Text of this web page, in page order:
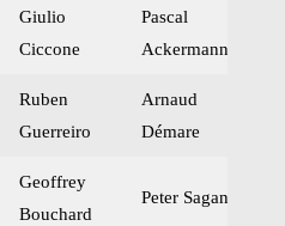
Giulio
Ciccone
Pascal
Ackermann
Ruben
Guerreiro
Arnaud
Démare
Geoffrey
Bouchard
Peter Sagan